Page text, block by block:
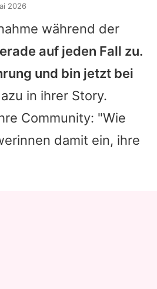
während der
auf jeden Fall zu.
und bin jetzt bei
in ihrer Story.
Community: "Wie
damit ein, ihre
2026